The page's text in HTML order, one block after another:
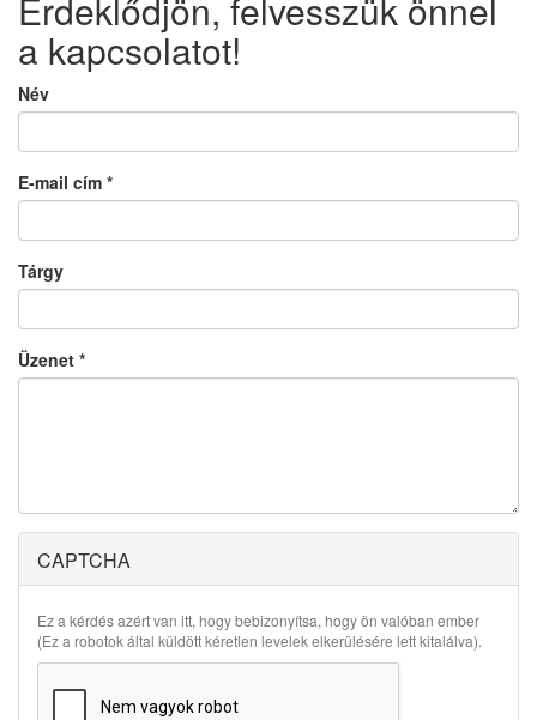
a kapcsolatot!
Név
E-mail cím *
Tárgy
Üzenet *
CAPTCHA
Ez a kérdés azért van itt, hogy bebizonyítsa, hogy ön valóban ember
(Ez a robotok által küldött kéretlen levelek elkerülésére lett kitalálva).